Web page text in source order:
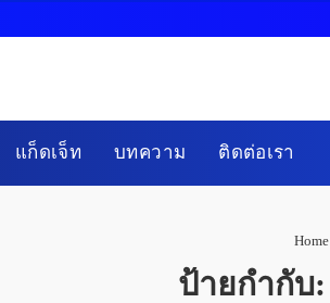
แก็ดเจ็ท บทความ ติดต่อเรา
Home
ป้ายกำกับ: